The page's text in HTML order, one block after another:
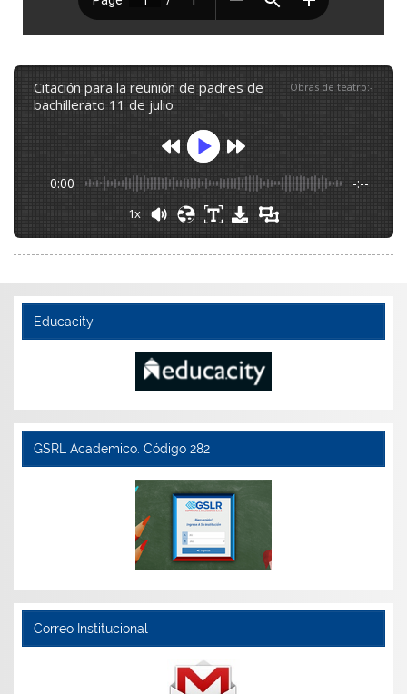
citación para la reunión de padres de
bachillerato 11 de julio
Obras de teatro:-
0:00 -:--
1x
Educacity
GSRL Academico. Código 282
Correo Institucional